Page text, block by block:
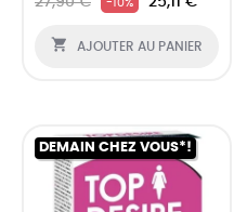
 AJOUTER AU PANIER
DEMAIN CHEZ VOUS*!